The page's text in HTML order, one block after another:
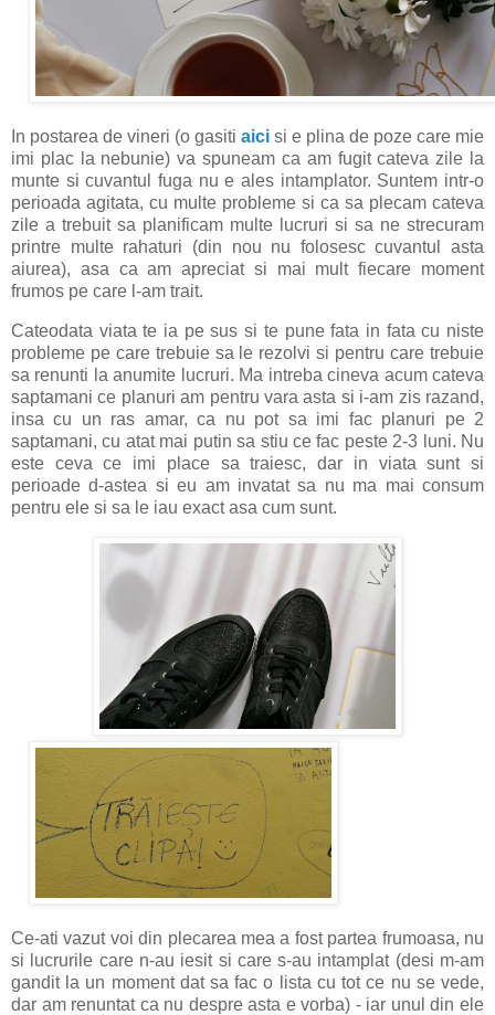
In postarea de vineri (o gasiti aici si e plina de poze care mie
imi plac la nebunie) va spuneam ca am fugit cateva zile la
munte si cuvantul fuga nu e ales intamplator. Suntem intr-o
perioada agitata, cu multe probleme si ca sa plecam cateva
zile a trebuit sa planificam multe lucruri si sa ne strecuram
printre multe rahaturi (din nou nu folosesc cuvantul asta
aiurea), asa ca am apreciat si mai mult fiecare moment
frumos pe care l-am trait.
Cateodata viata te ia pe sus si te pune fata in fata cu niste
probleme pe care trebuie sa le rezolvi si pentru care trebuie
sa renunti la anumite lucruri. Ma intreba cineva acum cateva
saptamani ce planuri am pentru vara asta si i-am zis razand,
insa cu un ras amar, ca nu pot sa imi fac planuri pe 2
saptamani, cu atat mai putin sa stiu ce fac peste 2-3 luni. Nu
este ceva ce imi place sa traiesc, dar in viata sunt si
perioade d-astea si eu am invatat sa nu ma mai consum
pentru ele si sa le iau exact asa cum sunt.
Ce-ati vazut voi din plecarea mea a fost partea frumoasa, nu
si lucrurile care n-au iesit si care s-au intamplat (desi m-am
gandit la un moment dat sa fac o lista cu tot ce nu se vede,
dar am renuntat ca nu despre asta e vorba) - iar unul din ele